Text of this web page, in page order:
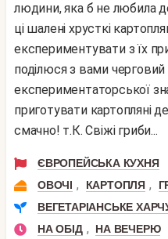
людини, яка б не любила
ці шалені хрусткі
експериментувати з їх
поділюся з вами черговий
експериментаторської
приготувати картопляні
смачно! т.К. Свіжі гриби...
ЄВРОПЕЙСЬКА КУХНЯ
ОВОЧІ , КАРТОПЛЯ ,
ВЕГЕТАРІАНСЬКЕ
НА ОБІД ,
НА ВЕЧЕРЮ